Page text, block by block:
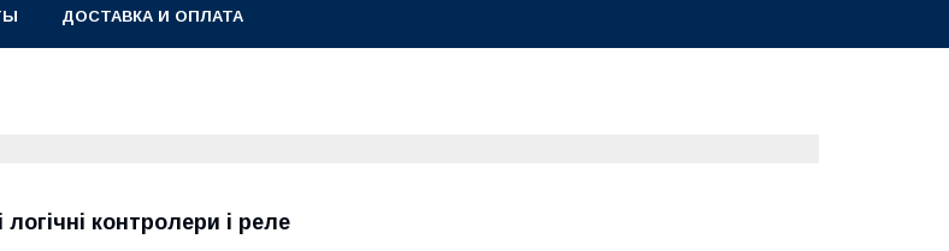
ДОСТАВКА И ОПЛАТА
контролери і реле